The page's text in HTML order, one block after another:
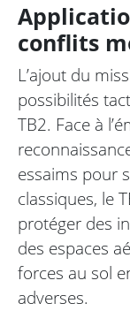
conflits
L’ajout du
possibilités
TB2. Face à
essaims pour
classiques, le
protéger des
des espaces
forces au sol
adverses.